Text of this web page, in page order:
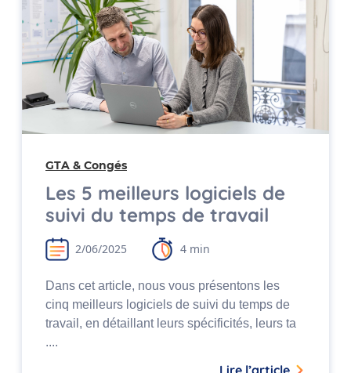
GTA & Congés
Les 5 meilleurs logiciels de
suivi du temps de travail
2/06/2025 4 min
Dans cet article, nous vous présentons les
cinq meilleurs logiciels de suivi du temps de
travail, en détaillant leurs spécificités, leurs ta
....
Lire l’article